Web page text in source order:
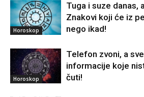
Horoskop
Tuga i suze danas,
Znakovi koji će iz
nego ikad!
Horoskop
Telefon zvoni, a
informacije koje
čuti!